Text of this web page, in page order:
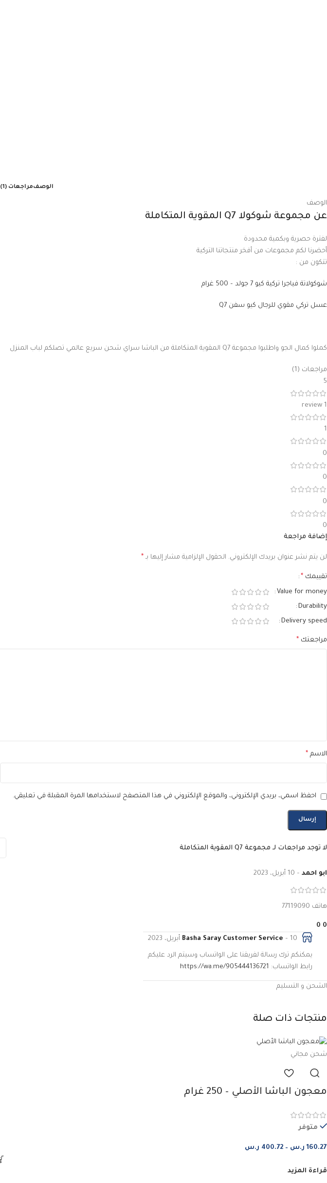
الوصفمراجعات (1)
الوصف
عن مجموعة شوكولا Q7 المقوية المتكاملة
لفترة حصرية وبكمية محدودة
أحضرنا لكم مجموعات من أفخر منتجاتنا التركية
تتكون من :
شوكولاتة فياجرا تركية كيو 7 جولد – 500 غرام
عسل تركي مقوي للرجال كيو سفن Q7
كملوا كمال الجو واطلبوا مجموعة Q7 المقوية المتكاملة من الباشا سراي شحن سريع عالمي تصلكم لباب المنزل
مراجعات (1)
5
1 review
1
0
0
0
0
لا توجد مراجعات لـ مجموعة Q7 المقوية المتكاملة
ابو احمد – 10 أبريل، 2023
هاتف 77119090
0
0
– 10 أبريل، 2023
يمكنكم ترك رسالة لفريقنا على الواتساب وسيتم الرد عليكم
رابط الواتساب: https://wa.me/905444136721
إضافة مراجعة
لن يتم نشر عنوان بريدك الإلكتروني. الحقول الإلزامية مشار إليها بـ *
تقييمك *
Value for money
Durability
Delivery speed
مراجعتك *
الاسم *
احفظ اسمي، بريدي الإلكتروني، والموقع الإلكتروني في هذا المتصفح لاستخدامها المرة المقبلة في تعليقي.
الشحن و التسليم
منتجات ذات صلة
شحن مجاني
معجون الباشا الأصلي – 250 غرام
متوفر
160.27 ر.س –
400.72 ر.س
قراءة المزيد